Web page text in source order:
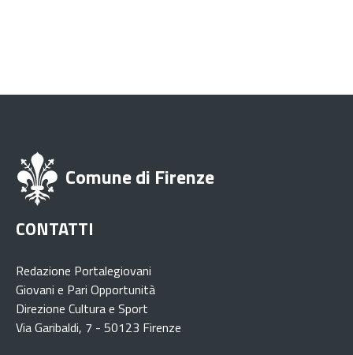
Comune di Firenze
CONTATTI
Redazione Portalegiovani
Giovani e Pari Opportunità
Direzione Cultura e Sport
Via Garibaldi, 7 - 50123 Firenze